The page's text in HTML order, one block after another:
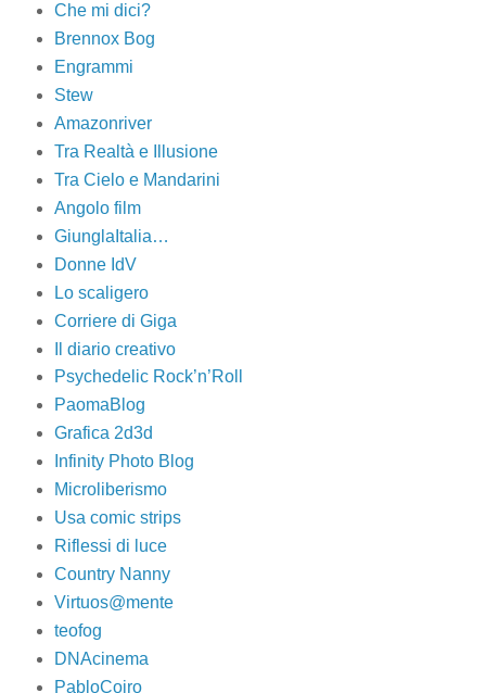
Che mi dici?
Brennox Bog
Engrammi
Stew
Amazonriver
Tra Realtà e Illusione
Tra Cielo e Mandarini
Angolo film
GiunglaItalia…
Donne IdV
Lo scaligero
Corriere di Giga
Il diario creativo
Psychedelic Rock’n’Roll
PaomaBlog
Grafica 2d3d
Infinity Photo Blog
Microliberismo
Usa comic strips
Riflessi di luce
Country Nanny
Virtuos@mente
teofog
DNAcinema
PabloCoiro